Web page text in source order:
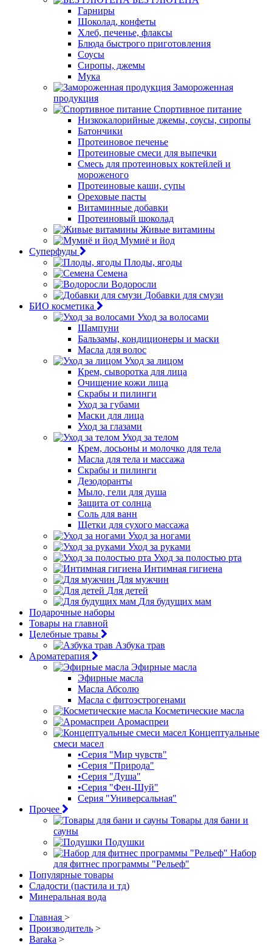
Гарниры
Шоколад, конфеты
Хлеб, печенье, флаксы
Блюда быстрого приготовления
Соусы
Сиропы, джемы
Мука
Замороженная
продукция
Спортивное питание
Низкокалорийные джемы, соусы, сиропы
Батончики
Протеиновое печенье
Протеиновые смеси для выпечки
Смесь для протеиновых коктейлей и
мороженого
Протеиновые каши, супы
Ореховые пасты
Витаминные добавки
Протеиновый шоколад
Живые витамины
Мумиё и йод
Суперфуды
Плоды, ягоды
Семена
Водоросли
Добавки для смузи
БИО косметика
Уход за волосами
Шампуни
Бальзамы, кондиционеры и маски
Масла для волос
Уход за лицом
Крем, сыворотка для лица
Очищение кожи лица
Скрабы и пилинги
Уход за губами
Маски для лица
Уход за глазами
Уход за телом
Крем, лосьоны и молочко для тела
Масла для тела и массажа
Скрабы и пилинги
Дезодоранты
Мыло, гели для душа
Защита от солнца
Соль для ванн
Щетки для сухого массажа
Уход за ногами
Уход за руками
Уход за полостью рта
Интимная гигиена
Для мужчин
Для детей
Для будущих мам
Подарочные наборы
Товары на главной
Целебные травы
Азбука трав
Ароматерапия
Эфирные масла
Эфирные масла
Масла Абсолю
Масла с фитоэстрогенами
Косметические масла
Аромаспреи
Концептуальные
смеси масел
•Серия "Мир чувств"
•Серия "Природа"
•Серия "Душа"
•Серия "Фен-Шуй"
Серия "Универсальная"
Прочее
Товары для бани и
сауны
Подушки
Набор
для фитнес программы "Рельеф"
Популярные товары
Сладости (пастила и тд)
Минеральная вода
Главная >
Производитель >
Baraka >